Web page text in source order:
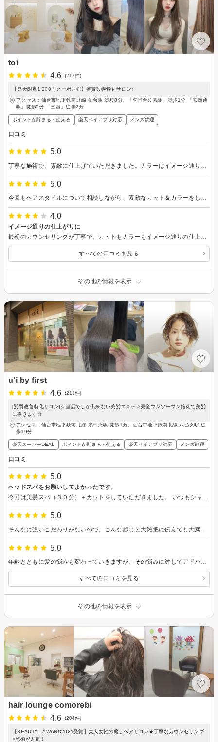
toi
4.6
(217件)
【楽天限定1,200円クーポン◎】髪質改善特化サロン♪
アクセス：仙台市地下鉄南北線 仙台駅 徒歩8分、「勾当台公園駅」徒歩1分 「広瀬通
駅」徒歩5分 「三越」徒歩2分
ポイントが貯まる・使える 楽天ペイアプリ対応 メンズ歓迎
口コミ
5.0
5.0
4.0
イメージ通りの仕上がりに
すべての口コミを見る
その他の情報を表示
u'i by first
4.6
(211件)
[髪質改善特化サロン]☆当店でしか出来ない美髪エステ☆完全マンツーマン施術で美髪
に導きます☆
アクセス：仙台市地下鉄南北線 泉中央駅 徒歩1分、仙台市地下鉄南北線 八乙女駅 徒
歩19分
楽天スーパーDEAL ポイントが貯まる・使える 楽天ペイアプリ対応 メンズ歓迎
口コミ
5.0
ヘッドスパをお願いしてよかったです。
5.0
5.0
年齢とともに髪の悩みも変わっていきますが、その悩みに対してアドバイスをしていただいたり、悩みを軽減できるような施術をしていただきました。 カラーは初挑戦のピンクベージュ。 とっても気に入っています！ ありがとうございました。
すべての口コミを見る
その他の情報を表示
hair lounge comorebi
4.6
(204件)
【BEAUTY AWARD2021受賞】大人女性の癒しヘアサロン★丁寧なカウンセリング
×施術が人気！